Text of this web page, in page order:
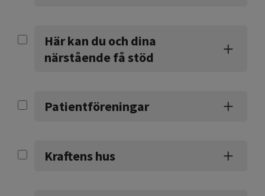
Här kan du och dina
närstående få stöd
Patientföreningar
Kraftens hus